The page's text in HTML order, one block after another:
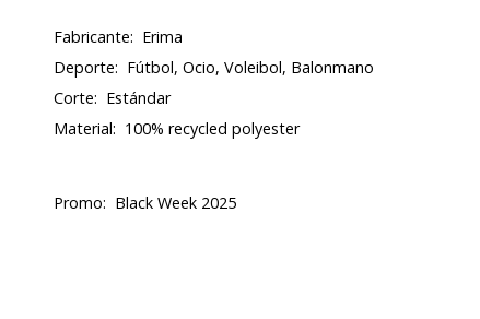
Fabricante: Erima
Deporte: Fútbol, Ocio, Voleibol, Balonmano
Corte: Estándar
Material: 100% recycled polyester
Promo: Black Week 2025